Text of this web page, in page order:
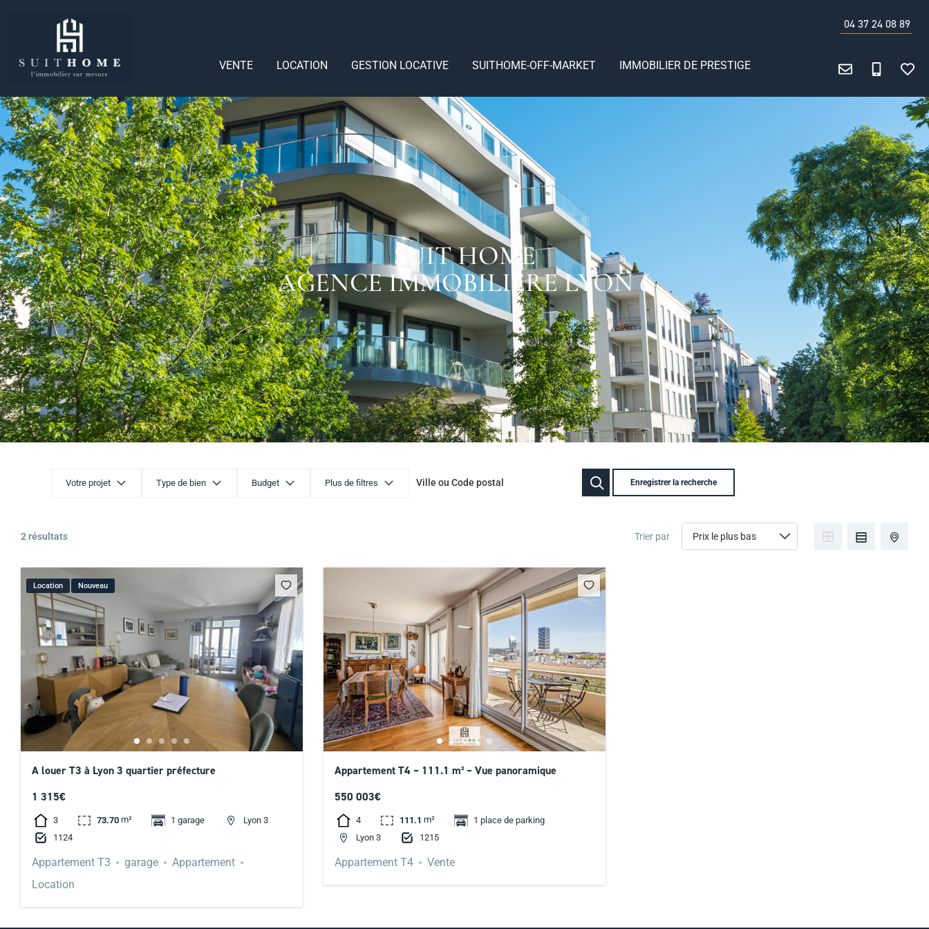
VENTE LOCATION GESTION LOCATIVE SUITHOME-OFF-MARKET IMMOBILIER DE PRESTIGE
04 37 24 08 89
SUIT HOME
AGENCE IMMOBILIÈRE LYON 6
Enregistrer la recherche
Votre projet Type de bien Budget Plus de filtres
2 résultats Trier par
Location Nouveau
A louer T3 à Lyon 3 quartier préfecture
1 315€
3 73.70 m² 1 garage
Lyon 3
1124
Appartement T3 garage
Appartement
Location
Appartement T4 – 111.1 m² – Vue panoramique
550 003€
4 111.1 m²
1 place de parking
Lyon 3
1215
Appartement T4 Vente